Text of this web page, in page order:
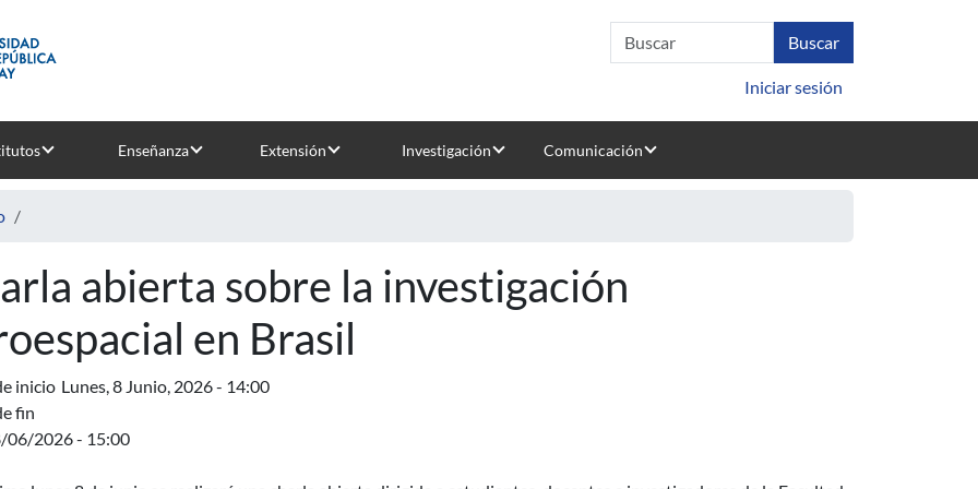
Iniciar sesión
Enseñanza Extensión Investigación Comunicación
abierta sobre la investigación
en Brasil
inicio Lunes, 8 Junio, 2026 - 14:00
fin
06/2026 - 15:00